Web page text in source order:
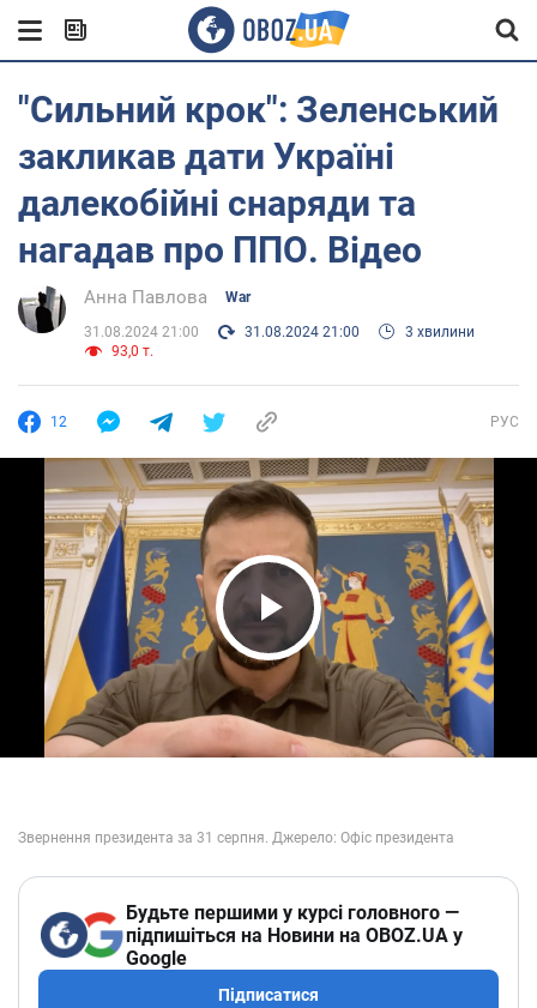
"Сильний крок": Зеленський
закликав дати Україні
далекобійні снаряди та
нагадав про ППО. Відео
Анна Павлова War
31.08.2024 21:00 31.08.2024 21:00
3 хвилини
93,0 т.
12 РУС
Play Video
Будьте першими у курсі головного —
підпишіться на Новини на OBOZ.UA у
Google
Підписатися